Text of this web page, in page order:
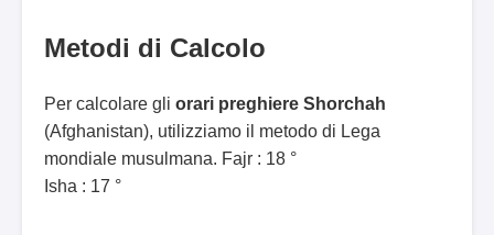
Metodi di Calcolo
Per calcolare gli orari preghiere Shorchah
(Afghanistan), utilizziamo il metodo di Lega
mondiale musulmana. Fajr : 18 °
Isha : 17 °